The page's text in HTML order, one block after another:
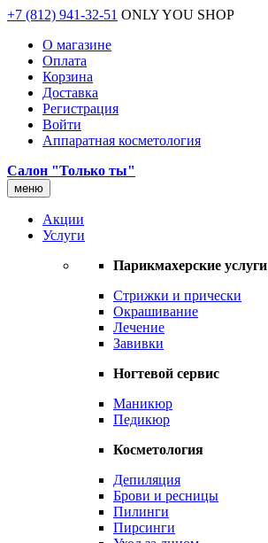
+7 (812) 941-32-51 ONLY YOU SHOP
О магазине
Оплата
Корзина
Доставка
Регистрация
Войти
Аппаратная косметология
Салон "Только ты"
меню
Акции
Услуги
Парикмахерские услуги
Стрижки и прически
Окрашивание
Лечение
Завивки
Ногтевой сервис
Маникюр
Педикюр
Косметология
Депиляция
Брови и ресницы
Пилинги
Пирсинги